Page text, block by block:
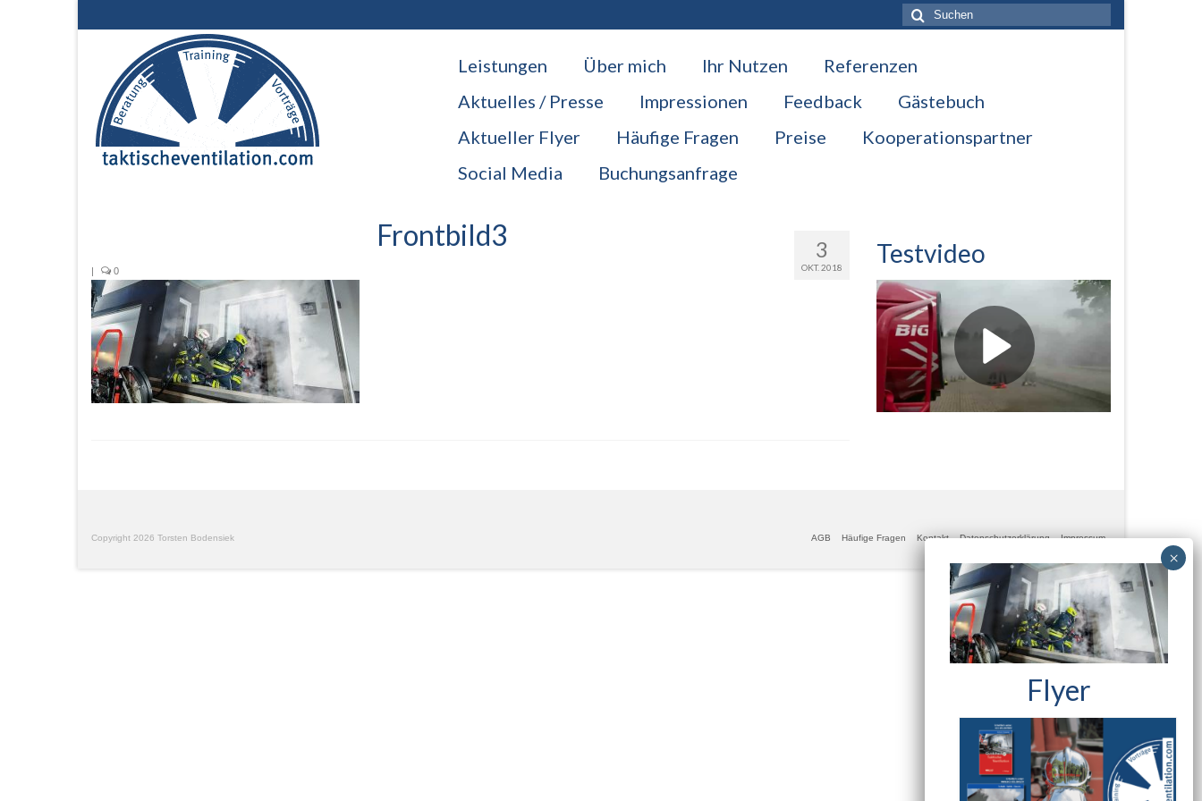
Suche
nach:
Leistungen Über mich Ihr Nutzen
Referenzen
Aktuelles / Presse
Impressionen Feedback
Gästebuch
Aktueller Flyer
Häufige Fragen Preise
Kooperationspartner
Social Media
Buchungsanfrage
3
OKT. 2018
Frontbild3
| 0
Testvideo
AGB Häufige Fragen Kontakt Datenschutzerklärung Impressum
Copyright 2026 Torsten Bodensiek
Flyer